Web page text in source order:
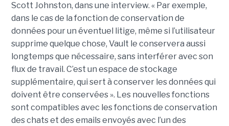
Scott Johnston, dans une interview. « Par exemple,
dans le cas de la fonction de conservation de
données pour un éventuel litige, même si l’utilisateur
supprime quelque chose, Vault le conservera aussi
longtemps que nécessaire, sans interférer avec son
flux de travail. C’est un espace de stockage
supplémentaire, qui sert à conserver les données qui
doivent être conservées ». Les nouvelles fonctions
sont compatibles avec les fonctions de conservation
des chats et des emails envoyés avec l’un des